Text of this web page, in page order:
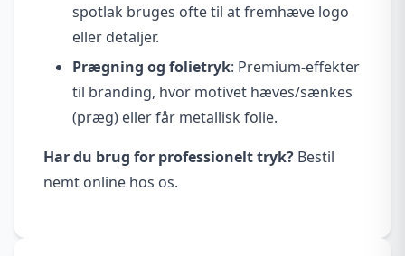
spotlak bruges ofte til at fremhæve logo
eller detaljer.
Prægning og folietryk: Premium-effekter
til branding, hvor motivet hæves/sænkes
(præg) eller får metallisk folie.
Har du brug for professionelt tryk? Bestil
nemt online hos os.